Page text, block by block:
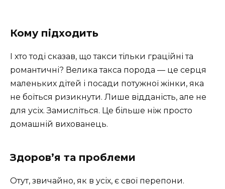
Кому підходить
І хто тоді сказав, що такси тільки граційні та
романтичні? Велика такса порода — це серця
маленьких дітей і посади потужної жінки, яка
не боїться ризикнути. Лише відданість, але не
для усіх. Замисліться. Це більше ніж просто
домашній вихованець.
Здоров’я та проблеми
Отут, звичайно, як в усіх, є свої перепони.